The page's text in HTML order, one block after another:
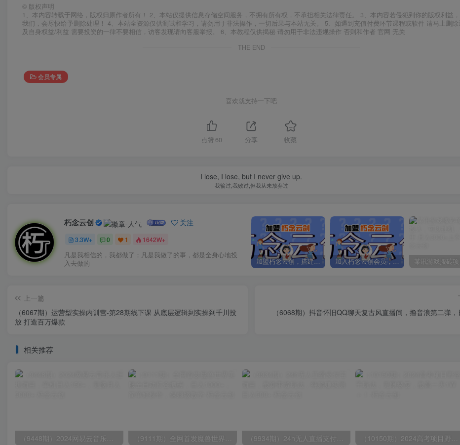
© 版权声明
1、本内容转载于网络，版权归原作者所有！ 2、本站仅提供信息存储空间服务，不拥有所有权，不承担相关法律责任。 3、本内容若侵犯到你的版权利益
我们，会尽快给予删除处理！ 4、本站全资源仅供测试和学习，请勿用于非法操作，一切后果与本站无关。 5、如遇到充值付费环节课程或软件 请马上删
及自身权益/利益 需要投资的一律不要相信，访客发现请向客服举报。 6、本教程仅供揭秘 请勿用于非法违规操作 否则和作者 官网 无关
THE END
会员专属
喜欢就支持一下吧
点赞 60 分享 收藏
I lose, I lose, but I never give up.
我输过,我败过,但我从未放弃过
朽念云创 关注
3.3W+ 0 1 1642W+
凡是我相信的，我都做了；凡是我做了的事，都是全身心地投
入去做的
加盟朽念云创，搭建同款项目资源站，实现日入2000+ 加入朽念云创会员，全站资源免费学习。
上一篇
（6067期）运营型实操内训营-第28期线下课 从底层逻辑到实操到千川投
放 打造百万爆款
（6068期）抖音怀旧QQ聊天复古风直播间，撸音浪第二弹
相关推荐
（9448期）2024网易云音乐人挂机项目，单机日入150+，无脑月入5000+ （9111期）全网首发魔兽世界美服全自动打金搬砖，日入1000+，简单好操作，保姆级教学 （9934期）24h无人直播支付宝项目，最新带货玩法，纯躺赚实测日入500+ （10150期）2024高考项目野路子玩法，无限裂变，最高一天1W＋！